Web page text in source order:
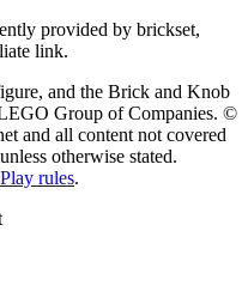
provided by brickset,
link.
and the Brick and Knob
Group of Companies. ©
and all content not covered
otherwise stated.
rules.